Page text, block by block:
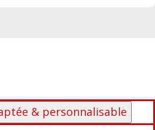
& personnalisable